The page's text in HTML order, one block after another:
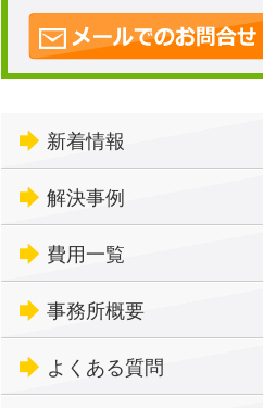
新着情報
解決事例
費用一覧
事務所概要
よくある質問